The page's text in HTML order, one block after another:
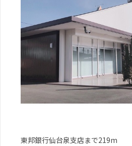
東邦銀行仙台泉支店まで219m